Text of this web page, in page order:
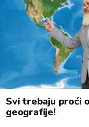
Svi trebaju proći
geografije!